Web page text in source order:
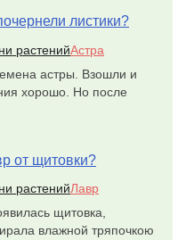
листики?
растенийАстра
астры. Взошли и
хорошо. Но после
от щитовки?
растенийЛавр
щитовка,
влажной тряпочкою